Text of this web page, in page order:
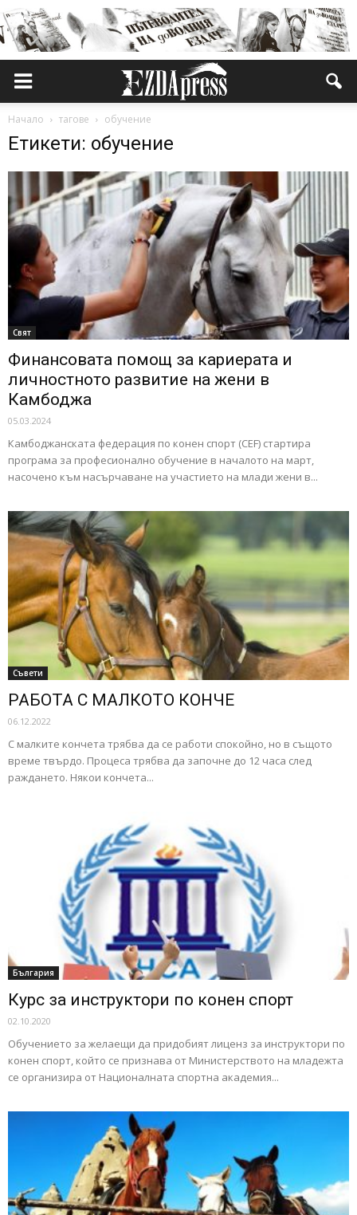
Начало тагове обучение
Етикети: обучение
Свят
Финансовата помощ за кариерата и
личностното развитие на жени в
Камбоджа
05.03.2024
Камбоджанската федерация по конен спорт (CEF) стартира
програма за професионално обучение в началото на март,
насочено към насърчаване на участието на млади жени в...
Съвети
РАБОТА С МАЛКОТО КОНЧЕ
06.12.2022
С малките кончета трябва да се работи спокойно, но в същото
време твърдо. Процеса трябва да започне до 12 часа след
раждането. Някои кончета...
България
Курс за инструктори по конен спорт
02.10.2020
Обучението за желаещи да придобият лиценз за инструктори по
конен спорт, който се признава от Министерството на младежта
се организира от Националната спортна академия...